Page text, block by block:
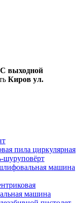
выходной
Киров ул.
пила циркулярная
шуруповёрт
машина
машина